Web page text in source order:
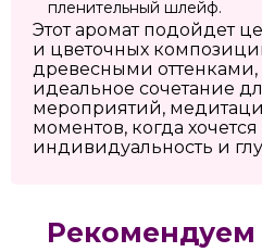
пленительный шлейф.
Этот аромат подойдет
и цветочных
древесными оттенками,
идеальное сочетание
мероприятий,
моментов, когда
индивидуальность и
Рекомендуем